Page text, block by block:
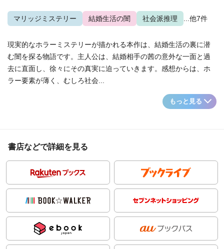
マリッジミステリー 結婚生活の闇 社会派推理 ...他7件
現実的なホラーミステリーが描かれる本作は、結婚生活の裏に潜
む闇を探る物語です。主人公は、結婚相手の茜の意外な一面と過
去に直面し、徐々にその真実に迫っていきます。感想からは、ホ
ラー要素が薄く、むしろ社会...
もっと見る
書店などで詳細を見る